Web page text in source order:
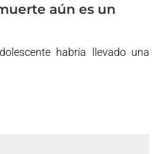
aún es un
habría llevado una